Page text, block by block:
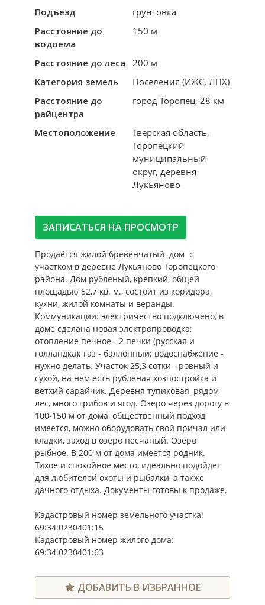
Подъезд
грунтовка
Расстояние до
водоема
150 м
Расстояние до леса
200 м
Категория земель
Поселения (ИЖС, ЛПХ)
Расстояние до
райцентра
город Торопец, 28 км
Местоположение
Тверская область,
Торопецкий
муниципальный
округ, деревня
Лукьяново
ЗАПИСАТЬСЯ НА ПРОСМОТР
Продаётся жилой бревенчатый дом с
участком в деревне Лукьяново Торопецкого
района. Дом рубленый, крепкий, общей
площадью 52,7 кв. м., состоит из коридора,
кухни, жилой комнаты и веранды.
Коммуникации: электричество подключено, в
доме сделана новая электропроводка;
отопление печное - 2 печки (русская и
голландка); газ - баллонный; водоснабжение -
нужно делать. Участок 25,3 сотки - ровный и
сухой, на нём есть рубленая хозпостройка и
ветхий сарайчик. Деревня тупиковая, рядом
лес, много грибов и ягод. Озеро через дорогу в
100-150 м от дома, общественный подход
имеется, можно оборудовать свой причал или
кладки, заход в озеро песчаный. Озеро
рыбное. В 200 м от дома имеется родник.
Тихое и спокойное место, идеально подойдет
для любителей охоты и рыбалки, а также
дачного отдыха. Документы готовы к продаже.
Кадастровый номер земельного участка:
69:34:0230401:15
Кадастровый номер жилого дома:
69:34:0230401:63
ДОБАВИТЬ В ИЗБРАННОЕ